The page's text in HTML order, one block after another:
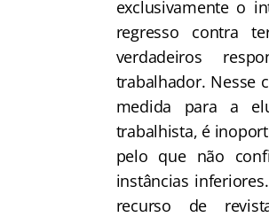
exclusivamente o
regresso contra
verdadeiros
trabalhador. Nesse
medida para a
trabalhista, é
pelo que não
instâncias
recurso de